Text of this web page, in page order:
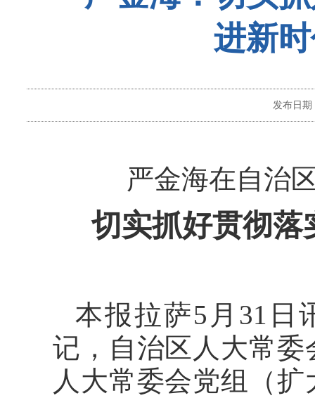
进新
发布日期
严金海在自治
切实抓好贯彻落
本报拉萨5月31日
记，自治区人大常
人大常委会党组（